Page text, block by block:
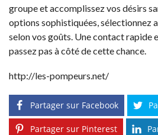
groupe et accomplissez vos désirs
options sophistiquées, sélectionnez
selon vos goûts. Une contact rapide
passez pas à côté de cette chance.
http://les-pompeurs.net/
Partager sur Facebook
Partager sur Pinterest